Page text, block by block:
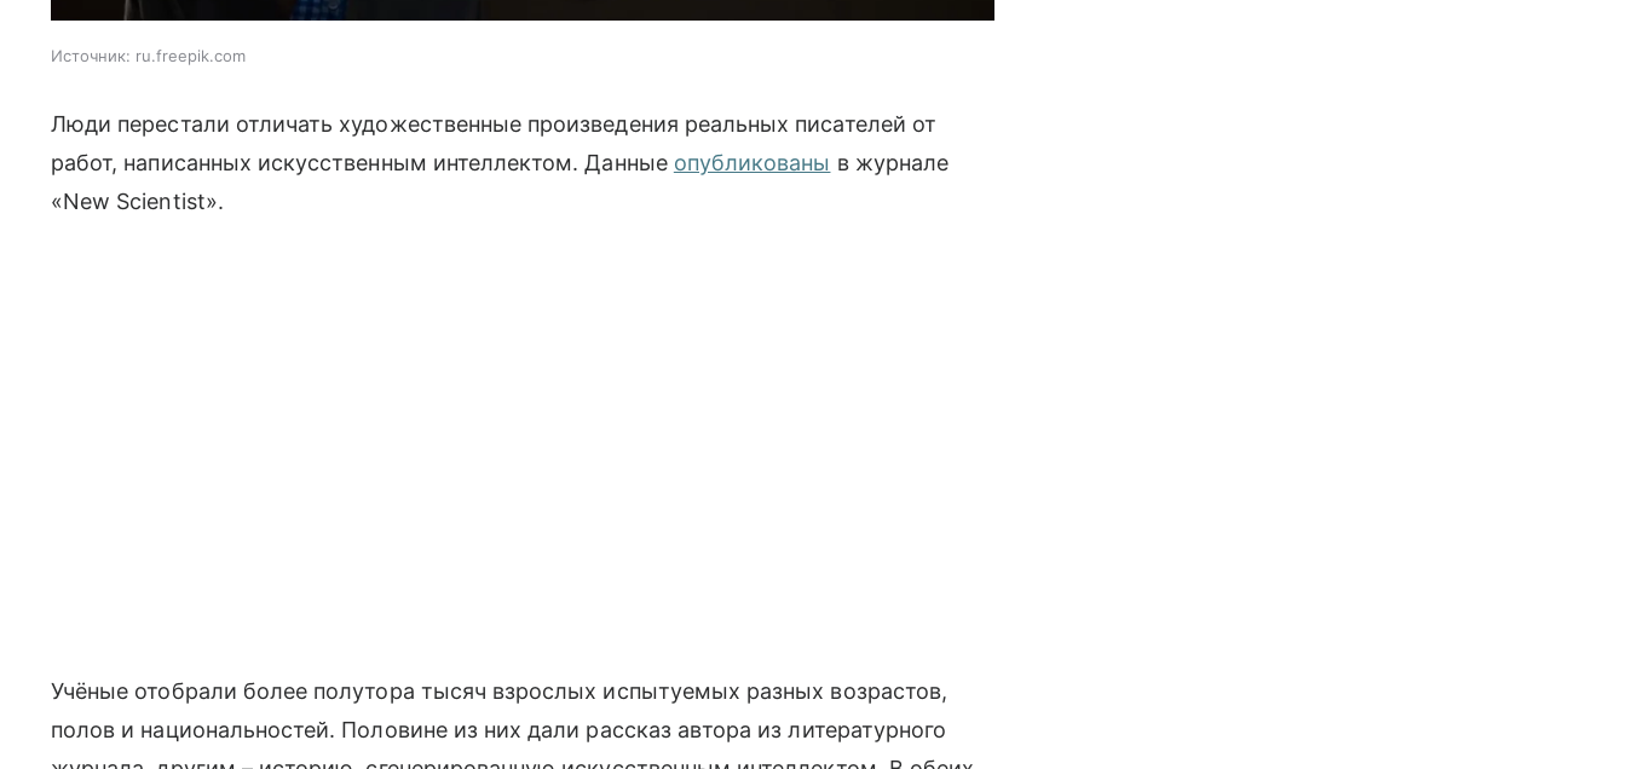
Источник: ru.freepik.com
Люди перестали отличать художественные произведения реальных писателей от
работ, написанных искусственным интеллектом. Данные опубликованы в журнале
«New Scientist».
Учёные отобрали более полутора тысяч взрослых испытуемых разных возрастов,
полов и национальностей. Половине из них дали рассказ автора из литературного